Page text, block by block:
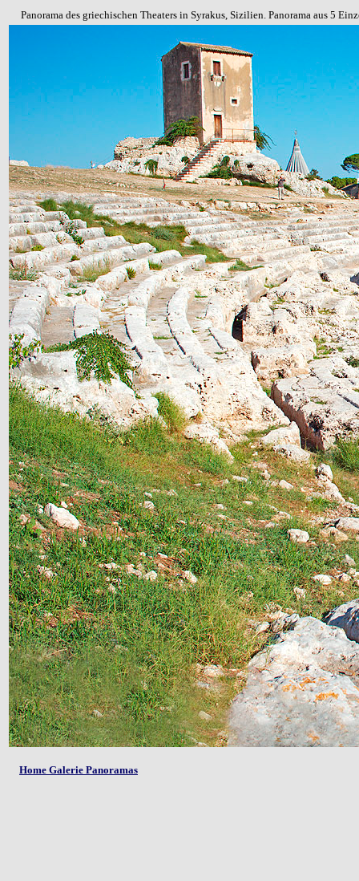
Panorama des griechischen Theaters in Syrakus, Sizilien. Panorama aus 5
Home Galerie Panoramas